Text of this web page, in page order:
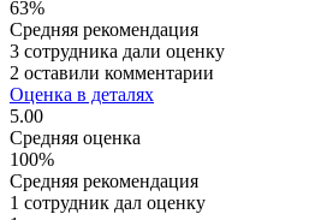
63%
Средняя рекомендация
3 сотрудника дали оценку
2 оставили комментарии
Оценка в деталях
5.00
Средняя оценка
100%
Средняя рекомендация
1 сотрудник дал оценку